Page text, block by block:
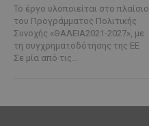
Το έργο υλοποιείται στο πλαίσιο
του Προγράμματος Πολιτικής
Συνοχής «ΘΑΛΕΙΑ2021-2027», με
τη συγχρηματοδότησης της ΕΕ
Σε μία από τις...